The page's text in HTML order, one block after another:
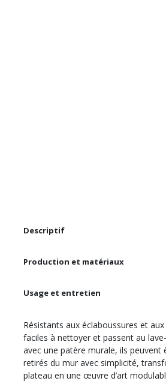
Descriptif
Production et matériaux
Usage et entretien
Résistants aux éclaboussures et
faciles à nettoyer et passent au
avec une patère murale, ils peuvent
retirés du mur avec simplicité,
plateau en une œuvre d’art